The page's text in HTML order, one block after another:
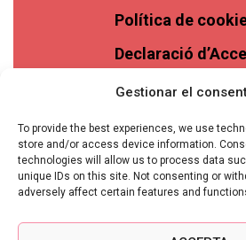
Gestionar el
To provide the best experiences, we use
store and/or access device information.
technologies will allow us to process data
unique IDs on this site. Not consenting or
adversely affect certain features and
Política de
Declaració